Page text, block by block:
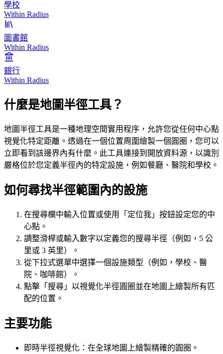
學校
Within Radius
圖書館
Within Radius
銀行
Within Radius
什麼是地圖半徑工具？
地圖半徑工具是一種地理空間實用程序，允許您從任何中心點
視覺化特定距離。透過在一個位置周圍繪製一個圓圈，您可以
立即看到該邊界內有什麼。此工具連接到開放資料源，以識別
嚴格位於您定義半徑內的特定設施，例如餐廳、醫院和學校。
如何尋找半徑範圍內的設施
在搜尋欄中輸入位置或使用「定位我」按鈕設定您的中
心點。
調整滑桿或輸入數字以定義您的搜尋半徑（例如，5 公
里或 3 英里）。
從下拉式選單中選擇一個設施類型（例如，學校、醫
院、咖啡館）。
點擊「搜尋」以視覺化半徑圓圈並在地圖上繪製所有匹
配的位置。
主要功能
即時半徑視覺化：在全球地圖上繪製精確的圓圈。